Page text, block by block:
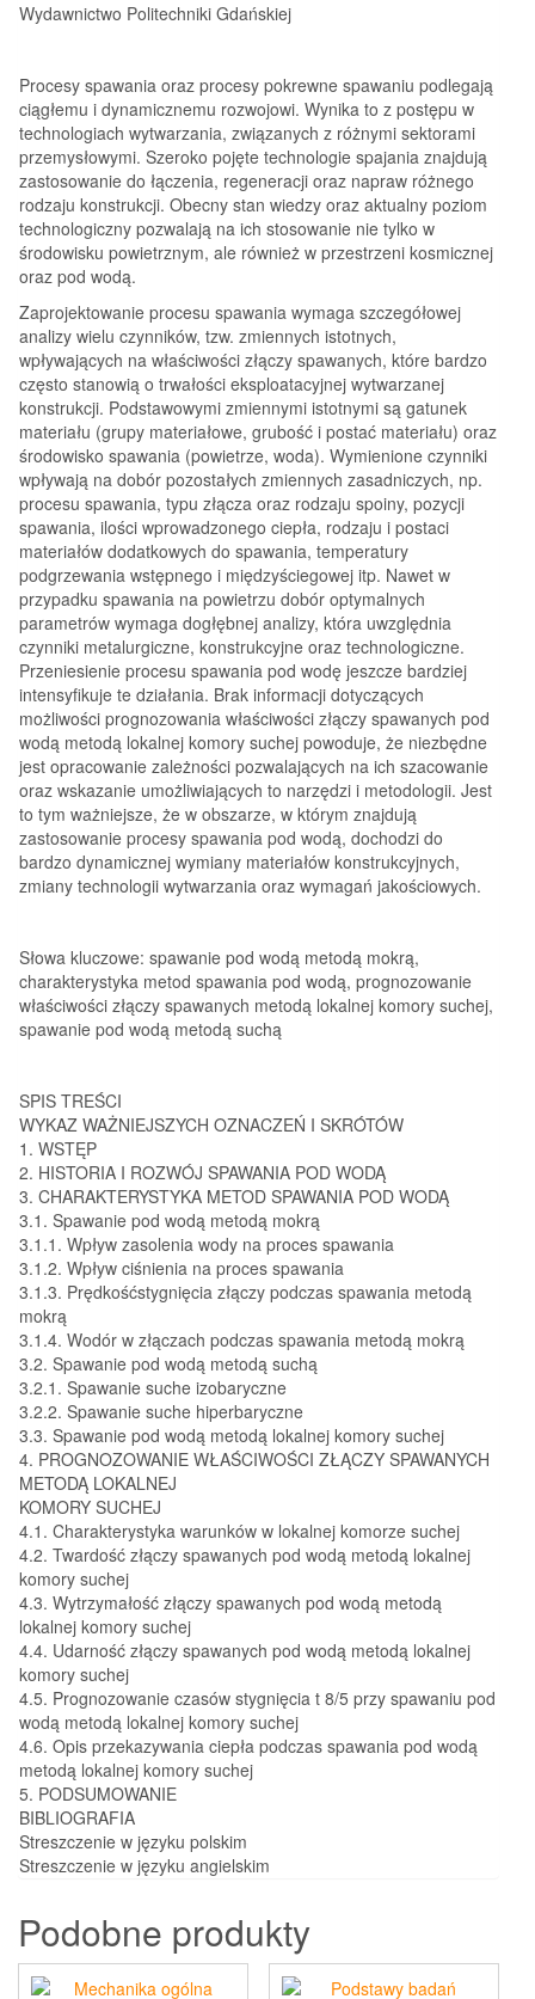
Wydawnictwo Politechniki Gdańskiej
Procesy spawania oraz procesy pokrewne spawaniu podlegają
ciągłemu i dynamicznemu rozwojowi. Wynika to z postępu w
technologiach wytwarzania, związanych z różnymi sektorami
przemysłowymi. Szeroko pojęte technologie spajania znajdują
zastosowanie do łączenia, regeneracji oraz napraw różnego
rodzaju konstrukcji. Obecny stan wiedzy oraz aktualny poziom
technologiczny pozwalają na ich stosowanie nie tylko w
środowisku powietrznym, ale również w przestrzeni kosmicznej
oraz pod wodą.
Zaprojektowanie procesu spawania wymaga szczegółowej
analizy wielu czynników, tzw. zmiennych istotnych,
wpływających na właściwości złączy spawanych, które bardzo
często stanowią o trwałości eksploatacyjnej wytwarzanej
konstrukcji. Podstawowymi zmiennymi istotnymi są gatunek
materiału (grupy materiałowe, grubość i postać materiału) oraz
środowisko spawania (powietrze, woda). Wymienione czynniki
wpływają na dobór pozostałych zmiennych zasadniczych, np.
procesu spawania, typu złącza oraz rodzaju spoiny, pozycji
spawania, ilości wprowadzonego ciepła, rodzaju i postaci
materiałów dodatkowych do spawania, temperatury
podgrzewania wstępnego i międzyściegowej itp. Nawet w
przypadku spawania na powietrzu dobór optymalnych
parametrów wymaga dogłębnej analizy, która uwzględnia
czynniki metalurgiczne, konstrukcyjne oraz technologiczne.
Przeniesienie procesu spawania pod wodę jeszcze bardziej
intensyfikuje te działania. Brak informacji dotyczących
możliwości prognozowania właściwości złączy spawanych pod
wodą metodą lokalnej komory suchej powoduje, że niezbędne
jest opracowanie zależności pozwalających na ich szacowanie
oraz wskazanie umożliwiających to narzędzi i metodologii. Jest
to tym ważniejsze, że w obszarze, w którym znajdują
zastosowanie procesy spawania pod wodą, dochodzi do
bardzo dynamicznej wymiany materiałów konstrukcyjnych,
zmiany technologii wytwarzania oraz wymagań jakościowych.
Słowa kluczowe: spawanie pod wodą metodą mokrą,
charakterystyka metod spawania pod wodą, prognozowanie
właściwości złączy spawanych metodą lokalnej komory suchej,
spawanie pod wodą metodą suchą
SPIS TREŚCI
WYKAZ WAŻNIEJSZYCH OZNACZEŃ I SKRÓTÓW
1. WSTĘP
2. HISTORIA I ROZWÓJ SPAWANIA POD WODĄ
3. CHARAKTERYSTYKA METOD SPAWANIA POD WODĄ
3.1. Spawanie pod wodą metodą mokrą
3.1.1. Wpływ zasolenia wody na proces spawania
3.1.2. Wpływ ciśnienia na proces spawania
3.1.3. Prędkośćstygnięcia złączy podczas spawania metodą
mokrą
3.1.4. Wodór w złączach podczas spawania metodą mokrą
3.2. Spawanie pod wodą metodą suchą
3.2.1. Spawanie suche izobaryczne
3.2.2. Spawanie suche hiperbaryczne
3.3. Spawanie pod wodą metodą lokalnej komory suchej
4. PROGNOZOWANIE WŁAŚCIWOŚCI ZŁĄCZY SPAWANYCH
METODĄ LOKALNEJ
KOMORY SUCHEJ
4.1. Charakterystyka warunków w lokalnej komorze suchej
4.2. Twardość złączy spawanych pod wodą metodą lokalnej
komory suchej
4.3. Wytrzymałość złączy spawanych pod wodą metodą
lokalnej komory suchej
4.4. Udarność złączy spawanych pod wodą metodą lokalnej
komory suchej
4.5. Prognozowanie czasów stygnięcia t 8/5 przy spawaniu pod
wodą metodą lokalnej komory suchej
4.6. Opis przekazywania ciepła podczas spawania pod wodą
metodą lokalnej komory suchej
5. PODSUMOWANIE
BIBLIOGRAFIA
Streszczenie w języku polskim
Streszczenie w języku angielskim
Podobne produkty